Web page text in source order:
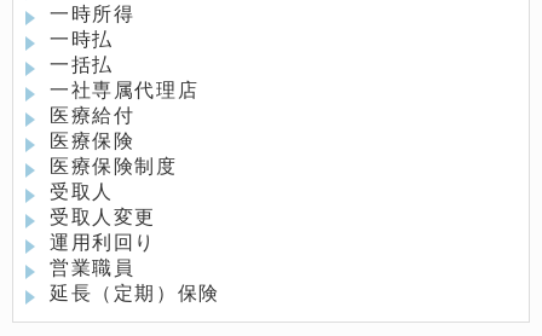
一時所得
一時払
一括払
一社専属代理店
医療給付
医療保険
医療保険制度
受取人
受取人変更
運用利回り
営業職員
延長（定期）保険